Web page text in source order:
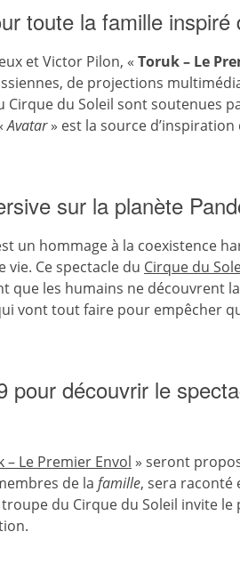
toute la famille inspiré
et Victor Pilon, « Toruk – Le
de projections
Cirque du Soleil sont soutenues
Avatar» est la source
sur la planète
un hommage à la coexistence
Ce spectacle du Cirque du
que les humains ne découvrent
vont tout faire pour empêcher
pour découvrir le
– Le Premier Envol » seront
de la famille, sera raconté
du Cirque du Soleil invite